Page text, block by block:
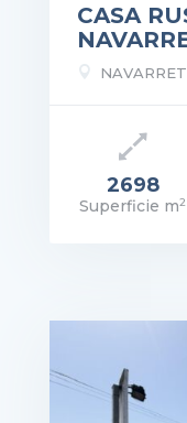
CASA

2698
Superficie m2